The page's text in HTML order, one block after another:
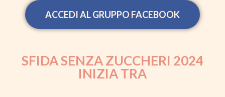
ACCEDI AL GRUPPO FACEBOOK
SFIDA SENZA ZUCCHERI 2024
INIZIA TRA